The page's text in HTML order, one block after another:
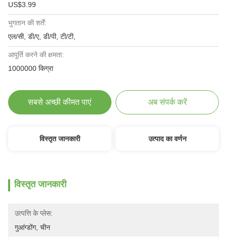
US$3.99
भुगतान की शर्तें:
एल/सी, डी/ए, डी/पी, टी/टी,
आपूर्ति करने की क्षमता:
1000000 किग्रा
सबसे अच्छी कीमत पाएं अब संपर्क करें
विस्तृत जानकारी उत्पाद का वर्णन
विस्तृत जानकारी
उत्पत्ति के प्लेस:
गुआंग्डोंग, चीन